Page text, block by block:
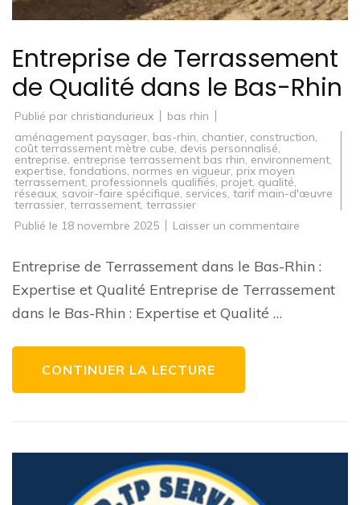
Entreprise de Terrassement
de Qualité dans le Bas-Rhin
Publié par christiandurieux
bas rhin
aménagement paysager, bas-rhin, chantier, construction,
coût terrassement mètre cube, devis personnalisé,
entreprise, entreprise terrassement bas rhin, environnement,
expertise, fondations, normes en vigueur, prix moyen
terrassement, professionnels qualifiés, projet, qualité,
réseaux, savoir-faire spécifique, services, tarif main-d'œuvre
terrassier, terrassement, terrassier
Publié le 18 novembre 2025 Laisser un commentaire
de
dans
Entreprise de Terrassement dans le Bas-Rhin :
Expertise et Qualité Entreprise de Terrassement
dans le Bas-Rhin : Expertise et Qualité …
CONTINUER LA LECTURE